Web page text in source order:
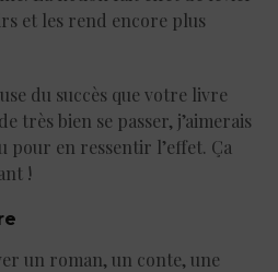
et les rend encore plus
du succès que votre livre
très bien se passer, j’aimerais
pour en ressentir l’effet. Ça
!
un roman, un conte, une